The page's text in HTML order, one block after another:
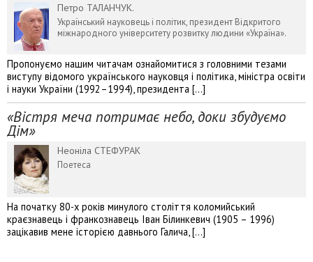
Петро ТАЛАНЧУК.
Український науковець і політик, президент Відкритого
міжнародного університету розвитку людини «Україна».
Пропонуємо нашим читачам ознайомитися з головними тезами
виступу відомого українського науковця і політика, міністра освіти
і науки України (1992–1994), президента […]
«Вістря меча потримає небо, доки збудуємо
Дім»
Неоніла СТЕФУРАК
Поетеса
На початку 80-х років минулого століття коломийський
краєзнавець і франкознавець Іван Білинкевич (1905 – 1996)
зацікавив мене історією давнього Галича, […]